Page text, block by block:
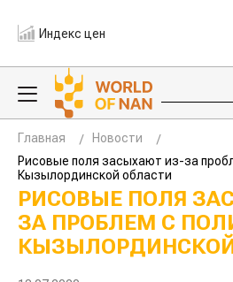
Индекс цен
Главная
Новости
Рисовые поля засыхают из-за
Кызылординской области
РИСОВЫЕ ПОЛЯ
ЗА ПРОБЛЕМ С